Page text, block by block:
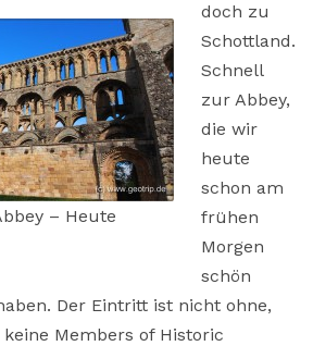
– Heute
doch zu
Schottland.
Schnell
zur Abbey,
die wir
heute
schon am
frühen
Morgen
schön
Der Eintritt ist nicht ohne,
Members of Historic